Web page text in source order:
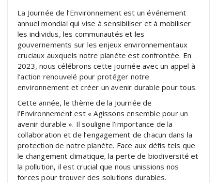
La Journée de l’Environnement est un événement
annuel mondial qui vise à sensibiliser et à mobiliser
les individus, les communautés et les
gouvernements sur les enjeux environnementaux
cruciaux auxquels notre planète est confrontée. En
2023, nous célébrons cette journée avec un appel à
l’action renouvelé pour protéger notre
environnement et créer un avenir durable pour tous.
Cette année, le thème de la Journée de
l’Environnement est « Agissons ensemble pour un
avenir durable ». Il souligne l’importance de la
collaboration et de l’engagement de chacun dans la
protection de notre planète. Face aux défis tels que
le changement climatique, la perte de biodiversité et
la pollution, il est crucial que nous unissions nos
forces pour trouver des solutions durables.